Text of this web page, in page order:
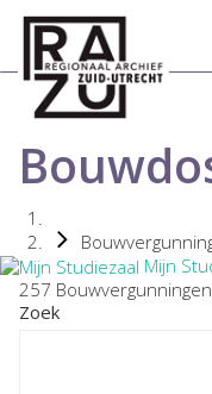
Mijn
257
Zoek